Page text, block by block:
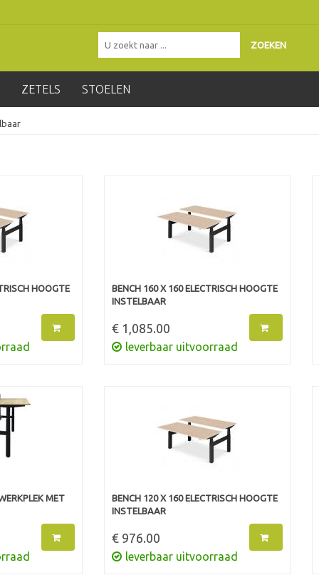
ZOEKEN
ZETELS STOELEN
HOOGTE
BENCH 160 X 160 ELECTRISCH HOOGTE
INSTELBAAR
€ 1,085.00
leverbaar uitvoorraad
MET
BENCH 120 X 160 ELECTRISCH HOOGTE
INSTELBAAR
€ 976.00
leverbaar uitvoorraad